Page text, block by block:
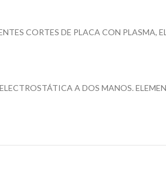
CORTES DE PLACA CON PLASMA,
A DOS MANOS.